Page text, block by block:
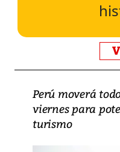
Perú moverá
viernes para
turismo